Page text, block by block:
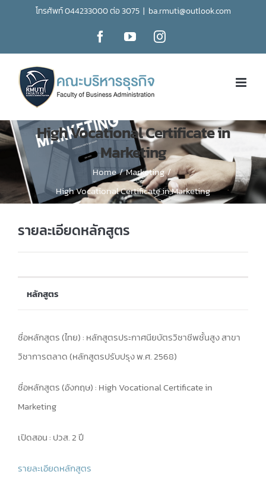
โทรศัพท์ 044233000 ต่อ 3075 | ba.rmuti@outlook.com
FacebookYouTubeInstagram
High Vocational Certificate in
Marketing
Home / Marketing /
High Vocational Certificate in Marketing
รายละเอียดหลักสูตร
หลักสูตร
ชื่อหลักสูตร (ไทย) : หลักสูตรประกาศนียบัตรวิชาชีพชั้นสูง สาขา
วิชาการตลาด (หลักสูตรปรับปรุง พ.ศ. 2568)
ชื่อหลักสูตร (อังกฤษ) : High Vocational Certificate in
Marketing
เปิดสอน : ปวส. 2 ปี
รายละเอียดหลักสูตร